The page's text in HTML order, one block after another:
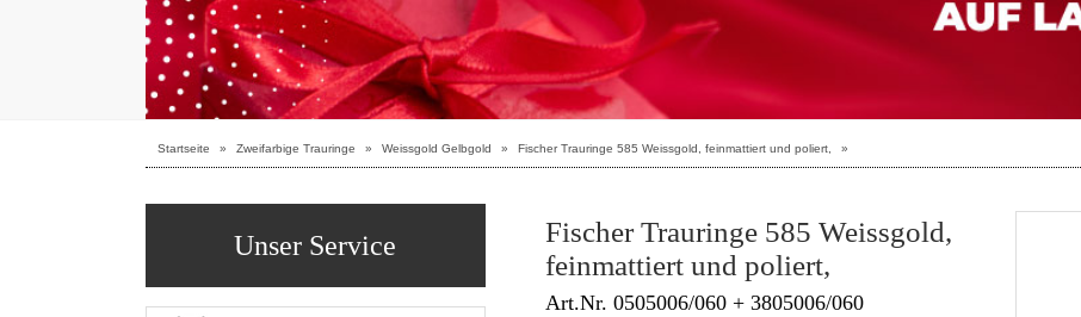
Startseite » Zweifarbige Trauringe » Weissgold Gelbgold » Fischer Trauringe 585 Weissgold, feinmattiert und poliert, »
Fischer Trauringe 585 Weissgold,
feinmattiert und poliert,
Art.Nr. 0505006/060 + 3805006/060
Unser Service